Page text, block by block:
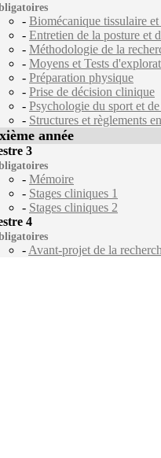
- Biomécanique tissulaire
- Entretien de la posture et
- Méthodologie de la
- Moyens et Tests
- Préparation physique
- Prise de décision clinique
- Psychologie du sport et
- Structures et règlements
année
3
- Mémoire
- Stages cliniques 1
- Stages cliniques 2
4
- Avant-projet de la